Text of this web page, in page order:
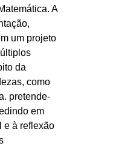
A
um projeto
da
como
pretende-
em
e à reflexão